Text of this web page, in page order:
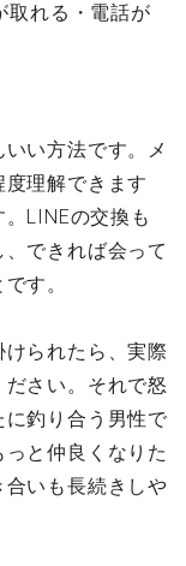
取れる・電話が
い方法です。メ
理解できます
LINEの交換も
できれば会って
す。
られたら、実際
さい。それで怒
釣り合う男性で
と仲良くなりた
いも長続きしや